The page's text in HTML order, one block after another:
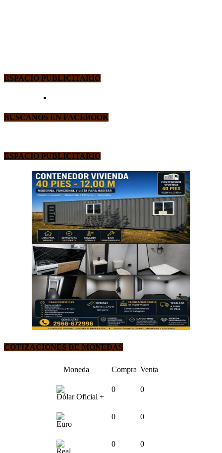
ESPACIO PUBLICITARIO
BUSCANOS EN FACEBOOK
ESPACIO PUBLICITARIO
COTIZACIONES DE MONEDAS
Moneda Compra Venta
Dólar Oficial +
0 0
Euro
0 0
Real
0 0